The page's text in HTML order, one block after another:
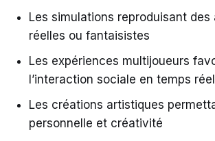
Les simulations reproduisant
réelles ou fantaisistes
Les expériences multijoueurs
l’interaction sociale en temps réel
Les créations artistiques
personnelle et créativité